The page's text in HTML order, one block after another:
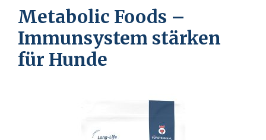
Metabolic Foods –
Immunsystem stärken
für Hunde